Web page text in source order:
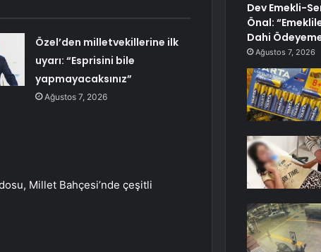
Özel’den milletvekillerine ilk
uyarı: “Esprisini bile
yapmayacaksınız”
Ağustos 7, 2026
Millet Bahçesi’nde çeşitli
Dev Emekli-
Önal:
Dahi
Ağustos 7, 2026